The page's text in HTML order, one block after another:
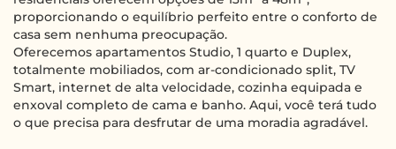
proporcionando o equilíbrio perfeito entre o conforto de
casa sem nenhuma preocupação.
Oferecemos apartamentos Studio, 1 quarto e Duplex,
totalmente mobiliados, com ar-condicionado split, TV
Smart, internet de alta velocidade, cozinha equipada e
enxoval completo de cama e banho. Aqui, você terá tudo
o que precisa para desfrutar de uma moradia agradável.